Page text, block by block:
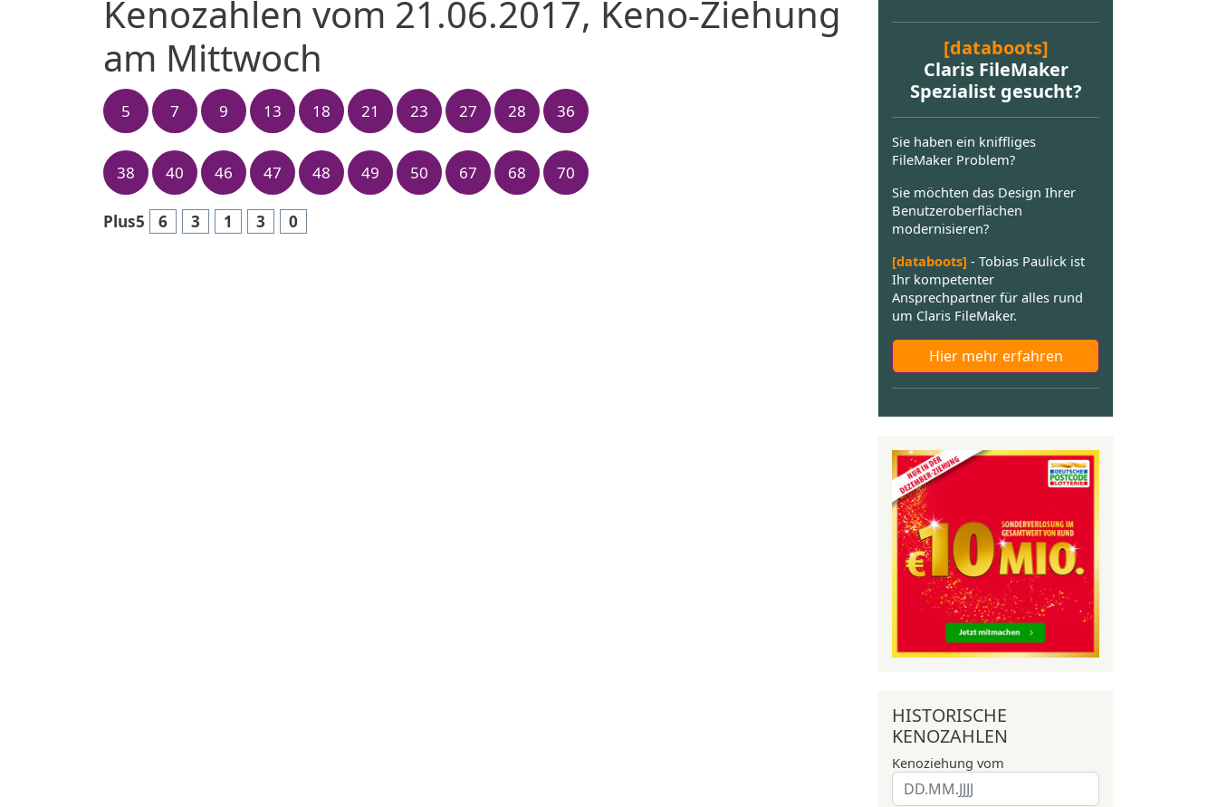
Kenozahlen vom 21.06.2017, Keno-Ziehung
am Mittwoch
5 7 9 13 18 21 23 27 28 36
38 40 46 47 48 49 50 67 68 70
Plus5 6 3 1 3 0
[databoots]
Claris FileMaker
Spezialist gesucht?
Sie haben ein kniffliges
FileMaker Problem?
Sie möchten das Design Ihrer
Benutzeroberflächen
modernisieren?
[databoots] - Tobias Paulick ist
Ihr kompetenter
Ansprechpartner für alles rund
um Claris FileMaker.
Hier mehr erfahren
HISTORISCHE
KENOZAHLEN
Kenoziehung vom